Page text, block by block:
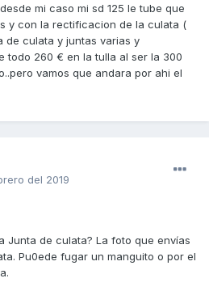
de culata y por lo tanto solo
(poco pero pierde). ¿Cuánto
el cambio de junta en un
el cambio?
un saludo
mi caso mi sd 125 le tube que
y con la rectificacion de la culata (
de culata y juntas varias y
todo 260 € en la tulla al ser la 300
vamos que andara por ahi el
del 2019
Junta de culata? La foto que envías
Pu0ede fugar un manguito o por el